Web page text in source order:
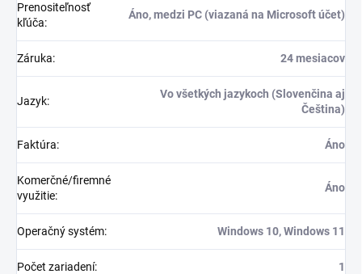
Prenositeľnosť
kľúča:
Áno, medzi PC (viazaná na Microsoft účet)
Záruka: 24 mesiacov
Jazyk:
Vo všetkých jazykoch (Slovenčina aj
Čeština)
Faktúra: Áno
Komerčné/firemné
využitie:
Áno
Operačný systém: Windows 10, Windows 11
Počet zariadení: 1